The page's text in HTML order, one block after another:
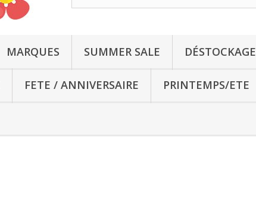
MARQUES SUMMER SALE DÉSTOCKAGE
FETE / ANNIVERSAIRE PRINTEMPS/ETE